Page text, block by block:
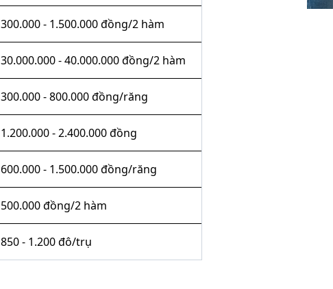
300.000 - 1.500.000 đồng/2 hàm
30.000.000 - 40.000.000 đồng/2 hàm
300.000 - 800.000 đồng/răng
1.200.000 - 2.400.000 đồng
600.000 - 1.500.000 đồng/răng
500.000 đồng/2 hàm
850 - 1.200 đô/trụ